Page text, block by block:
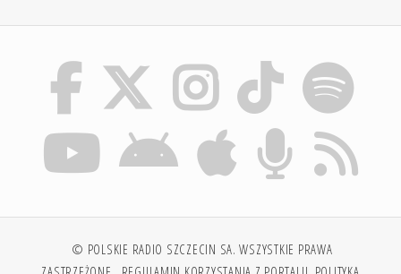
© POLSKIE RADIO SZCZECIN SA. WSZYSTKIE PRAWA